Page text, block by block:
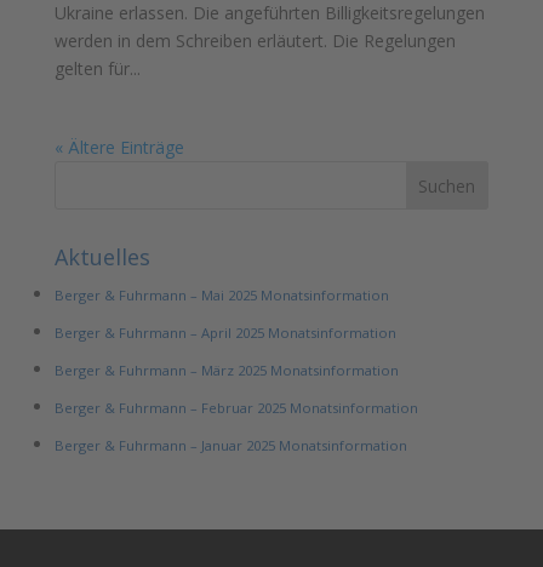
Ukraine erlassen. Die angeführten Billigkeitsregelungen
werden in dem Schreiben erläutert. Die Regelungen
gelten für...
« Ältere Einträge
Aktuelles
Berger & Fuhrmann – Mai 2025 Monatsinformation
Berger & Fuhrmann – April 2025 Monatsinformation
Berger & Fuhrmann – März 2025 Monatsinformation
Berger & Fuhrmann – Februar 2025 Monatsinformation
Berger & Fuhrmann – Januar 2025 Monatsinformation